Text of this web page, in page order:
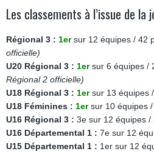
Les classements à l’issue de la
Régional 3 : 1ersur 12 équipes / 42
officielle)
U20 Régional 3 : 1ersur 6 équipes /
Régional 2 officielle)
U18 Régional 3 : 1ersur 13 équipes
U18 Féminines : 1ersur 10 équipes
U16 Régional 3 : 3e sur 12 équipes /
U16 Départemental 1 : 7e sur 12
U15 Départemental 1 : 1er sur 12